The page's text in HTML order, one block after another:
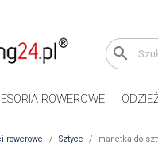
search
ROWEROWE
rowerowe Sztyce manetka do